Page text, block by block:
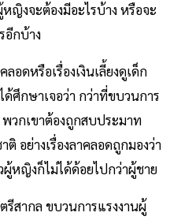
ญิงจะต้องมีอะไรบ้าง หรือจะ
อีกบ้าง
อดหรือเรื่องเงินเลี้ยงดูเด็ก
ศึกษาเจอว่า กว่าที่ขบวนการ
วกเขาต้องถูกสบประมาท
อย่างเรื่องลาคลอดถูกมองว่า
หญิงก็ไม่ได้ด้อยไปกว่าผู้ชาย
สากล ขบวนการแรงงานผู้